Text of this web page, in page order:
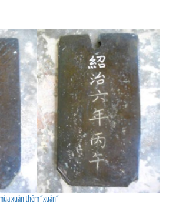
xuân thêm “xuân”